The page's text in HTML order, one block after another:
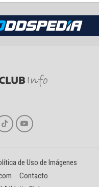
de Uso de Imágenes
Contacto